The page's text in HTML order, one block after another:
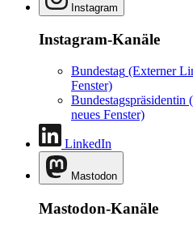
Instagram
Instagram-Kanäle
Bundestag (Externer
Fenster)
Bundestagspräsidentin
neues Fenster)
LinkedIn
Mastodon
Mastodon-Kanäle